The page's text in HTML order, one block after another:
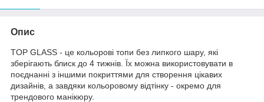
Опис
TOP GLASS - це кольорові топи без липкого шару, які
зберігають блиск до 4 тижнів. Їх можна використовувати в
поєднанні з іншими покриттями для створення цікавих
дизайнів, а завдяки кольоровому відтінку - окремо для
трендового манікюру.